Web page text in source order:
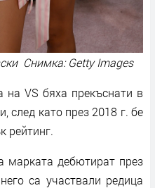
Снимка: Getty Images
на VS бяха прекъснати в
след като през 2018 г. бе
рейтинг.
марката дебютират през
са участвали редица